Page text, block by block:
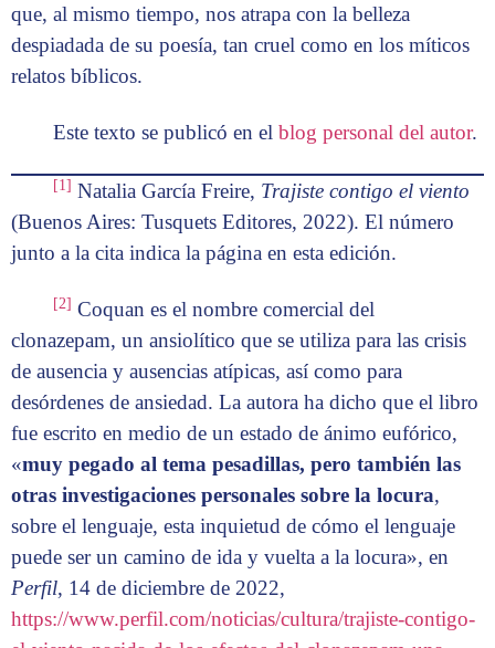
que, al mismo tiempo, nos atrapa con la belleza
despiadada de su poesía, tan cruel como en los míticos
relatos bíblicos.
Este texto se publicó en elblog personal del autor.
[1] Natalia García Freire, Trajiste contigo el viento
(Buenos Aires: Tusquets Editores, 2022). El número
junto a la cita indica la página en esta edición.
[2] Coquan es el nombre comercial del
clonazepam, un ansiolítico que se utiliza para las crisis
de ausencia y ausencias atípicas, así como para
desórdenes de ansiedad. La autora ha dicho que el libro
fue escrito en medio de un estado de ánimo eufórico,
«muy pegado al tema pesadillas, pero también las
otras investigaciones personales sobre la locura,
sobre el lenguaje, esta inquietud de cómo el lenguaje
puede ser un camino de ida y vuelta a la locura», en
Perfil, 14 de diciembre de 2022,
https://www.perfil.com/noticias/cultura/trajiste-contigo-